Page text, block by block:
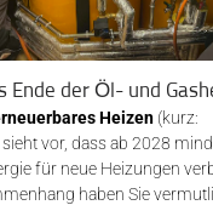
Ende der Öl- und
Heizen(kurz:
vor, dass ab 2028
für neue Heizungen
haben Sie